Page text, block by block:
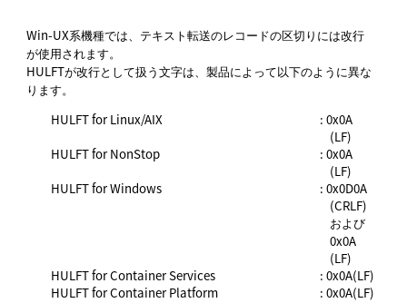
Win-UX系機種では、テキスト転送のレコードの区切りには改行
が使用されます。
HULFTが改行として扱う文字は、製品によって以下のように異な
ります。
HULFT for Linux/AIX
: 0x0A
(LF)
HULFT for NonStop
: 0x0A
(LF)
HULFT for Windows
: 0x0D0A
(CRLF)
および
0x0A
(LF)
HULFT for Container Services
: 0x0A(LF)
HULFT for Container Platform
: 0x0A(LF)